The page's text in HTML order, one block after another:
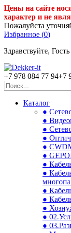
Цены на сайте
характер и не
Пожалуйста
Избранное (0)
Здравствуйте, Гость
+7 978 084 77 94+7
Каталог
●
●
●
●
●
●
●
●
●
●
●
●
●